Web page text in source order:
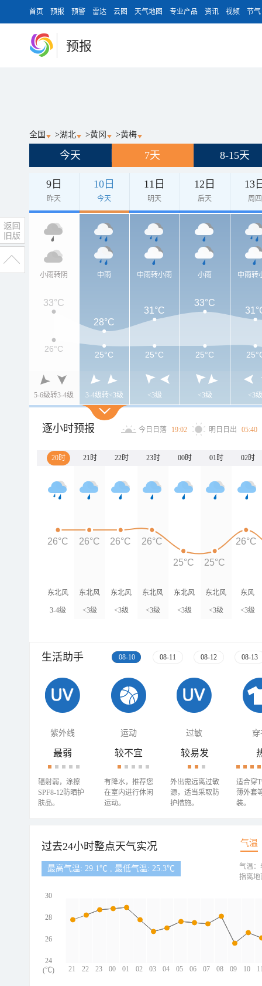
首页 预报 预警 雷达 云图 天气地图 专业产品 资讯 视频 节气
预报
全国 >湖北 >黄冈 >黄梅
今天 7天 8-15天
9日
昨天
10日
今天
11日
明天
12日
后天
13
周四
小雨转阴
5-6级转3-4级
中雨
3-4级转<3级
中雨转小雨
<3级
小雨
<3级
中雨转
<3级
33°C
28°C
31°C
33°C
26°C
25°C 25°C 25°C
逐小时预报 今日日落 19:02 明日日出 05:40
20时 21时 22时 23时 00时 01时 02时
东北风
3-4级
东北风
<3级
东北风
<3级
东北风
<3级
东北风
<3级
东北风
<3级
东风
<3级
26°C 26°C 26°C 26°C
25°C 25°C
26°C
生活助手 08-10 08-11 08-12 08-13
紫外线 运动 过敏 穿
最弱
辐射弱，涂擦
SPF8-12防晒护
肤品。
较不宜
有降水，推荐您
在室内进行休闲
运动。
较易发
外出需远离过敏
源，适当采取防
护措施。
适合穿
薄外套
装。
过去24小时整点天气实况 气温
最高气温: 29.1℃ , 最低气温: 25.3℃
21 22 23 00 01 02 03 04 05 06 07 08 09 10
30
28
26
24
(℃)
气温：
指离地